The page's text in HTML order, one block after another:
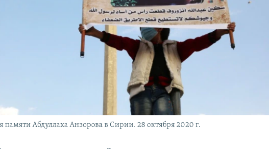
памяти Абдуллаха Анзорова в Сирии. 28 октября 2020 г.